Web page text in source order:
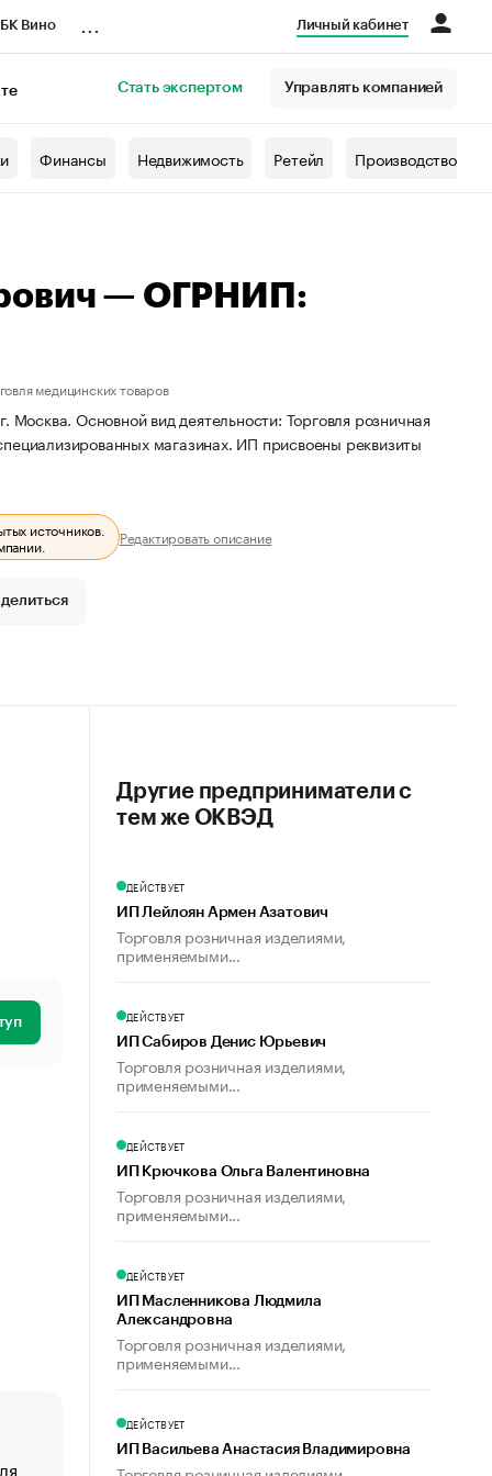
Вино Личный кабинет
Стать экспертом Управлять компанией
Финансы Недвижимость Ретейл Производство
— ОГРНИП:
медицинских товаров
Основной вид деятельности: Торговля розничная
магазинах. ИП присвоены реквизиты
источников. Редактировать описание
«От спорта тело стареет иначе». Как живет глава
Другие предприниматели с
тем же ОКВЭД
ДЕЙСТВУЕТ
ИП Лейлоян Армен Азатович
Торговля розничная изделиями,
применяемыми...
ДЕЙСТВУЕТ
ИП Сабиров Денис Юрьевич
Торговля розничная изделиями,
применяемыми...
ДЕЙСТВУЕТ
ИП Крючкова Ольга Валентиновна
Торговля розничная изделиями,
применяемыми...
ДЕЙСТВУЕТ
ИП Масленникова Людмила
Александровна
Торговля розничная изделиями,
применяемыми...
ДЕЙСТВУЕТ
ИП Васильева Анастасия Владимировна